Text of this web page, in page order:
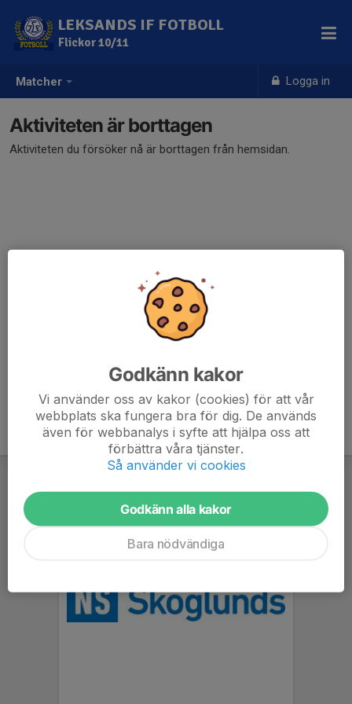
Matcher Logga in
LEKSANDS IF FOTBOLL
Flickor 10/11
Aktiviteten är borttagen
Aktiviteten du försöker nå är borttagen från hemsidan.
Godkänn kakor
Vi använder oss av kakor (cookies) för att vår
webbplats ska fungera bra för dig. De används
även för webbanalys i syfte att hjälpa oss att
förbättra våra tjänster.
Så använder vi cookies
Godkänn alla kakor
Bara nödvändiga